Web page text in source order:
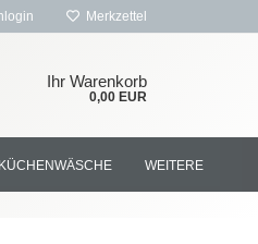
Merkzettel
Ihr Warenkorb
0,00 EUR
KÜCHENWÄSCHE WEITERE